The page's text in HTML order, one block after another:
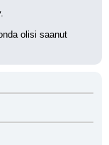
olisi saanut